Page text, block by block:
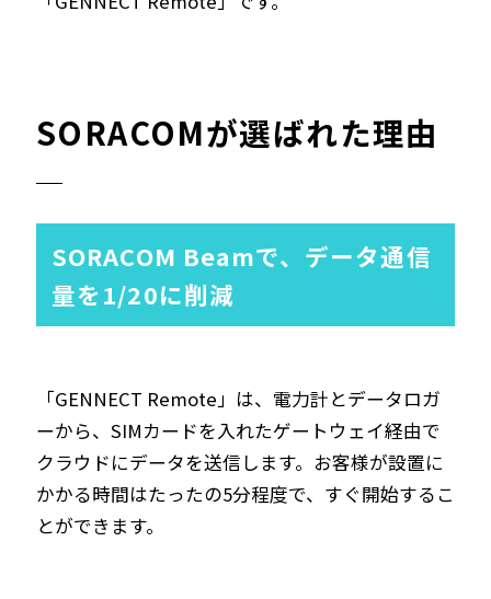
SORACOMが選ばれた理由
SORACOM Beamで、データ通信
量を1/20に削減
「GENNECT Remote」は、電力計とデータロガ
ーから、SIMカードを入れたゲートウェイ経由で
クラウドにデータを送信します。お客様が設置に
かかる時間はたったの5分程度で、すぐ開始するこ
とができます。